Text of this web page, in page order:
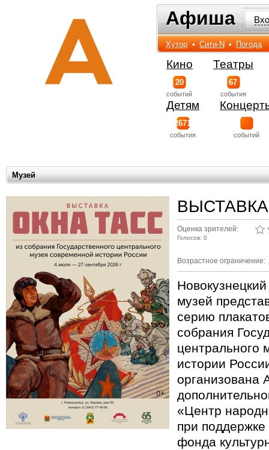
Афиша
Афиша
Хутор • Сити-N • Погода
Кино
20
событий
Театры
67
события
Детям
2671
события событий
Музей
Оценка зрителей:
Голосов: 0
Возрастное ограничение:
музей
серию
собрания
центрального
истории
организована
«Центр
при поддержке
фонда